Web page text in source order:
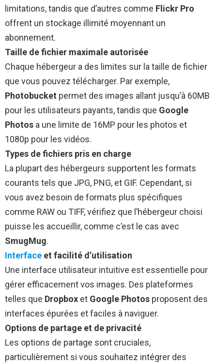
limitations, tandis que d’autres comme Flickr Pro
offrent un stockage illimité moyennant un
abonnement.
Taille de fichier maximale autorisée
Chaque hébergeur a des limites sur la taille de fichier
que vous pouvez télécharger. Par exemple,
Photobucket permet des images allant jusqu’à 60MB
pour les utilisateurs payants, tandis que Google
Photos a une limite de 16MP pour les photos et
1080p pour les vidéos.
Types de fichiers pris en charge
La plupart des hébergeurs supportent les formats
courants tels que JPG, PNG, et GIF. Cependant, si
vous avez besoin de formats plus spécifiques
comme RAW ou TIFF, vérifiez que l’hébergeur choisi
puisse les accueillir, comme c’est le cas avec
SmugMug.
Interface et facilité d’utilisation
Une interface utilisateur intuitive est essentielle pour
gérer efficacement vos images. Des plateformes
telles que Dropbox et Google Photos proposent des
interfaces épurées et faciles à naviguer.
Options de partage et de privacité
Les options de partage sont cruciales,
particulièrement si vous souhaitez intégrer des